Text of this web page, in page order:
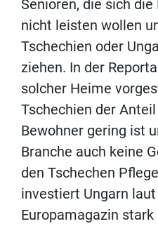
Senioren, die sich
nicht leisten wollen
Tschechien oder
ziehen. In der
solcher Heime
Tschechien der
Bewohner gering ist
Branche auch keine
den Tschechen
investiert Ungarn laut
Europamagazin